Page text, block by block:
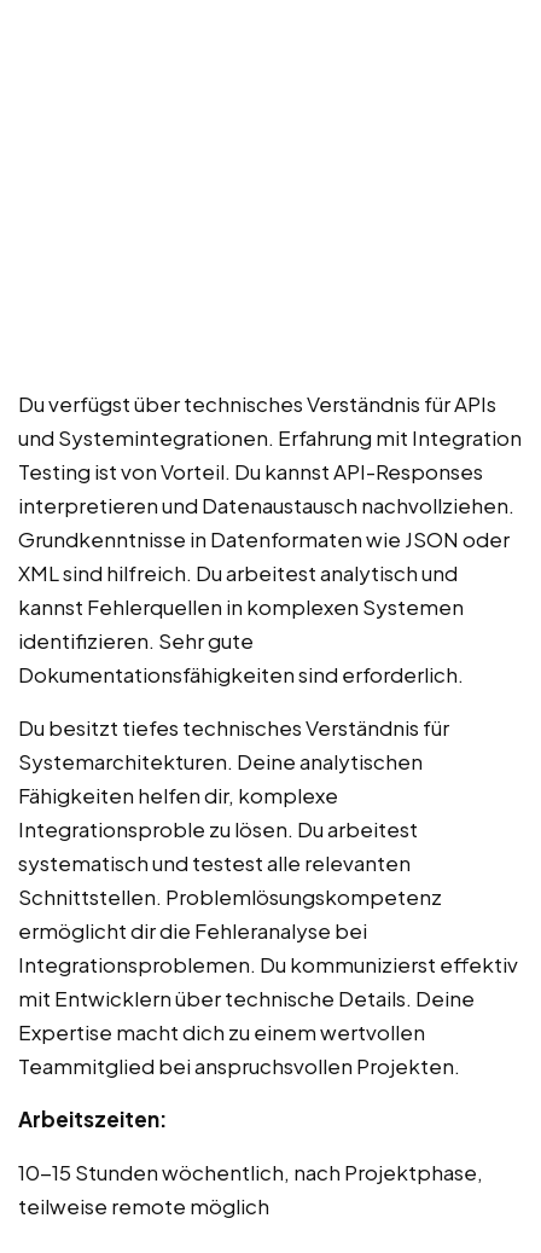
Du verfügst über technisches Verständnis für APIs
und Systemintegrationen. Erfahrung mit Integration
Testing ist von Vorteil. Du kannst API-Responses
interpretieren und Datenaustausch nachvollziehen.
Grundkenntnisse in Datenformaten wie JSON oder
XML sind hilfreich. Du arbeitest analytisch und
kannst Fehlerquellen in komplexen Systemen
identifizieren. Sehr gute
Dokumentationsfähigkeiten sind erforderlich.
Du besitzt tiefes technisches Verständnis für
Systemarchitekturen. Deine analytischen
Fähigkeiten helfen dir, komplexe
Integrationsproble zu lösen. Du arbeitest
systematisch und testest alle relevanten
Schnittstellen. Problemlösungskompetenz
ermöglicht dir die Fehleranalyse bei
Integrationsproblemen. Du kommunizierst effektiv
mit Entwicklern über technische Details. Deine
Expertise macht dich zu einem wertvollen
Teammitglied bei anspruchsvollen Projekten.
Arbeitszeiten:
10-15 Stunden wöchentlich, nach Projektphase,
teilweise remote möglich